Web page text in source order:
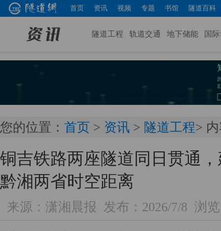
首页 资讯 视频 专题 书馆 隧道百科
隧道工程 轨道交通 地下储能 国
您的位置： 首页 > 资讯 > 隧道工程>
铜吉铁路两座隧道同日贯通
黔湘两省时空距离
来源：潇湘晨报 发布：2026/7/8 浏